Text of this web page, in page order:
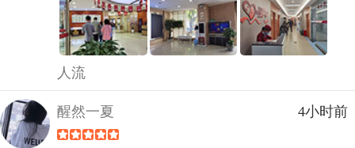
人流
醒然一夏 4小时前